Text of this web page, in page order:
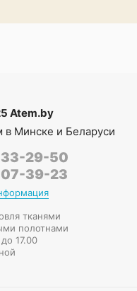
Atem.by
в Минске и Беларуси
29-50
39-23
тканями
полотнами
17.00